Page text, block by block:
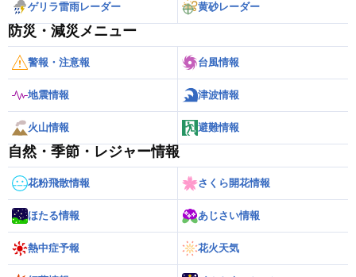
ゲリラ雷雨レーダー 黄砂レーダー
防災・減災メニュー
警報・注意報 台風情報
地震情報 津波情報
火山情報 避難情報
自然・季節・レジャー情報
花粉飛散情報 さくら開花情報
ほたる情報 あじさい情報
熱中症予報 花火天気